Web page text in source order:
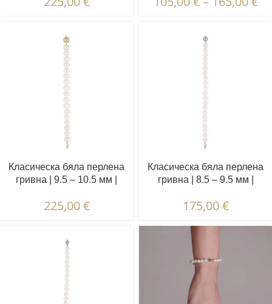
Класическа бяла перлена
гривна | 9.5 – 10.5 мм |
225,00€
Класическа бяла перлена
гривна | 8.5 – 9.5 мм |
175,00€